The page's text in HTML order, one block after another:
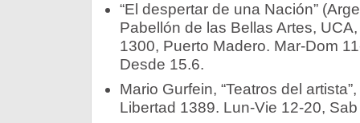
“El despertar de una Nación”
Pabellón de las Bellas Artes,
1300, Puerto Madero. Mar-Dom
Desde 15.6.
Mario Gurfein, “Teatros del
Libertad 1389. Lun-Vie 12-20,